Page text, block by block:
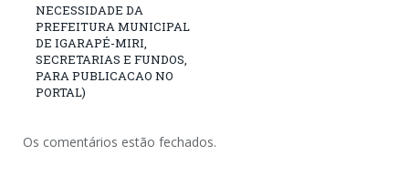
NECESSIDADE DA
PREFEITURA MUNICIPAL
DE IGARAPÉ-MIRI,
SECRETARIAS E FUNDOS,
PARA PUBLICACAO NO
PORTAL)
Os comentários estão fechados.